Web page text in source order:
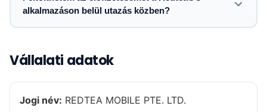
alkalmazáson belül utazás közben?
Vállalati adatok
Jogi név: REDTEA MOBILE PTE. LTD.